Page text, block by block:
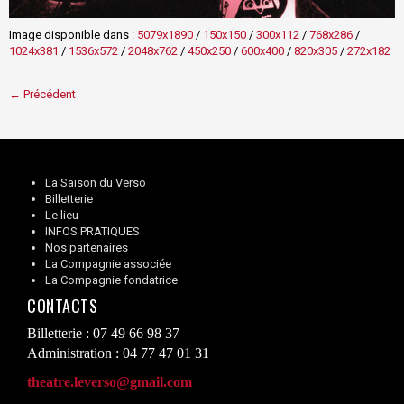
Image disponible dans : 5079x1890 / 150x150 / 300x112 / 768x286 /
1024x381 / 1536x572 / 2048x762 / 450x250 / 600x400 / 820x305 / 272x182
← Précédent
La Saison du Verso
Billetterie
Le lieu
INFOS PRATIQUES
Nos partenaires
La Compagnie associée
La Compagnie fondatrice
CONTACTS
Billetterie : 07 49 66 98 37
Administration : 04 77 47 01 31
theatre.leverso@gmail.com